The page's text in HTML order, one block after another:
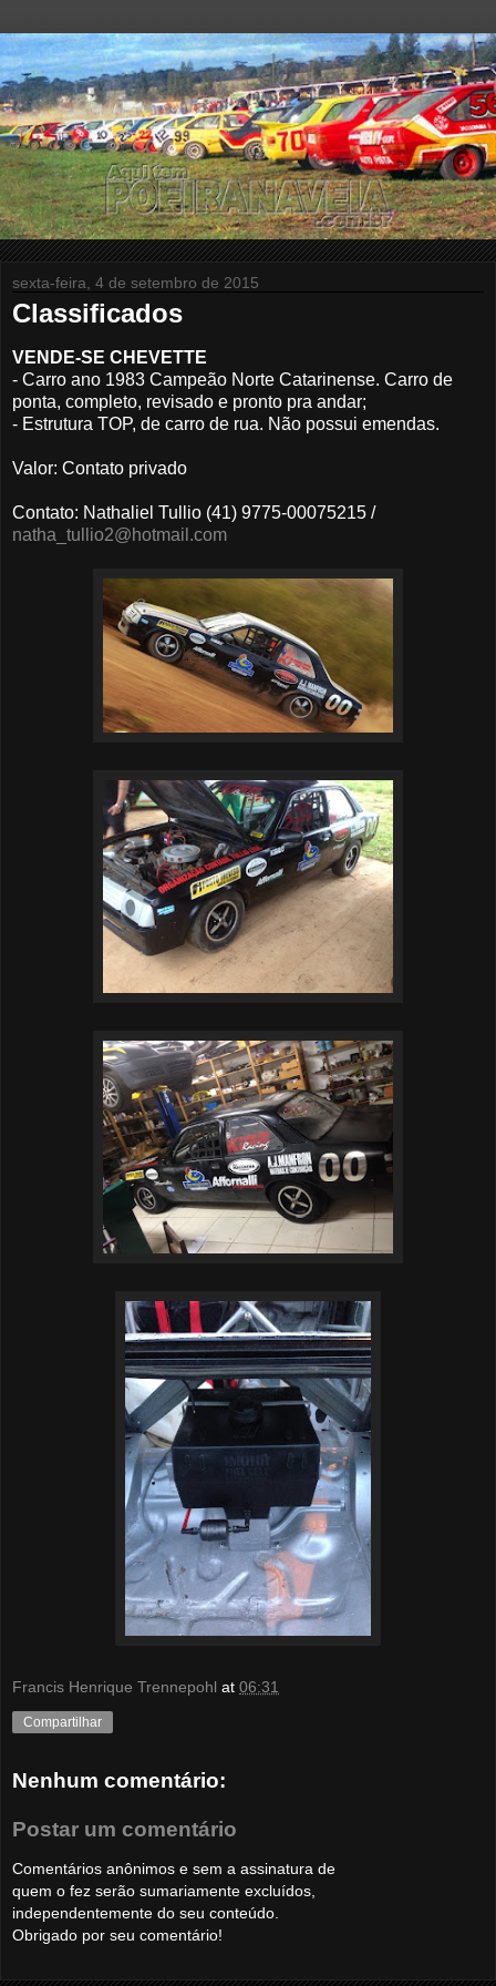
sexta-feira, 4 de setembro de 2015
Classificados
VENDE-SE CHEVETTE
- Carro ano 1983 Campeão Norte Catarinense. Carro de
ponta, completo, revisado e pronto pra andar;
- Estrutura TOP, de carro de rua. Não possui emendas.
Valor: Contato privado
Contato: Nathaliel Tullio (41) 9775-00075215 /
natha_tullio2@hotmail.com
Francis Henrique Trennepohl at 06:31
Compartilhar
Nenhum comentário:
Postar um comentário
Comentários anônimos e sem a assinatura de
quem o fez serão sumariamente excluídos,
independentemente do seu conteúdo.
Obrigado por seu comentário!